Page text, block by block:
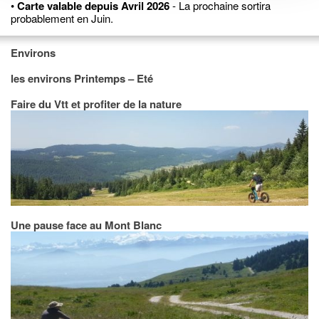
•Carte valable depuis Avril 2026- La prochaine sortira
probablement en Juin.
Environs
les environs Printemps – Eté
Faire du Vtt et profiter de la nature
Une pause face au Mont Blanc